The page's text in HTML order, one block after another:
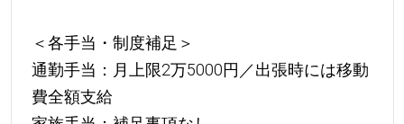
＜各手当・制度補足＞
通勤手当：月上限2万5000円／出張時には移動
費全額支給